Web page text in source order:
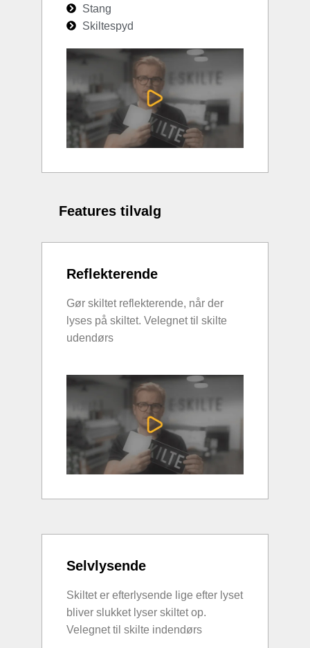
Stang
Skiltespyd
Features tilvalg
Reflekterende
Gør skiltet reflekterende, når der
lyses på skiltet. Velegnet til skilte
udendørs
Selvlysende
Skiltet er efterlysende lige efter lyset
bliver slukket lyser skiltet op.
Velegnet til skilte indendørs